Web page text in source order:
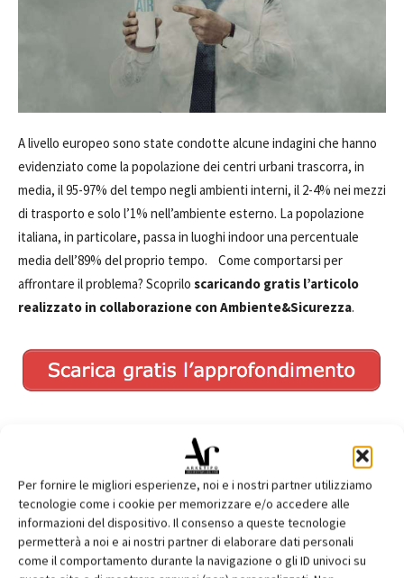
Per fornire le migliori esperienze, noi e i nostri partner utilizziamo
tecnologie come i cookie per memorizzare e/o accedere alle
informazioni del dispositivo. Il consenso a queste tecnologie
permetterà a noi e ai nostri partner di elaborare dati personali
come il comportamento durante la navigazione o gli ID univoci su
A livello europeo sono state condotte alcune indagini che hanno
evidenziato come la popolazione dei centri urbani trascorra, in
media, il 95-97% del tempo negli ambienti interni, il 2-4% nei mezzi
di trasporto e solo l’1% nell’ambiente esterno. La popolazione
italiana, in particolare, passa in luoghi indoor una percentuale
media dell’89% del proprio tempo. Come comportarsi per
affrontare il problema? Scoprilo scaricando gratis l’articolo
realizzato in collaborazione con Ambiente&Sicurezza.
TAGS Ambiente&Sicurezza aria
indoor
inquinamento indoor